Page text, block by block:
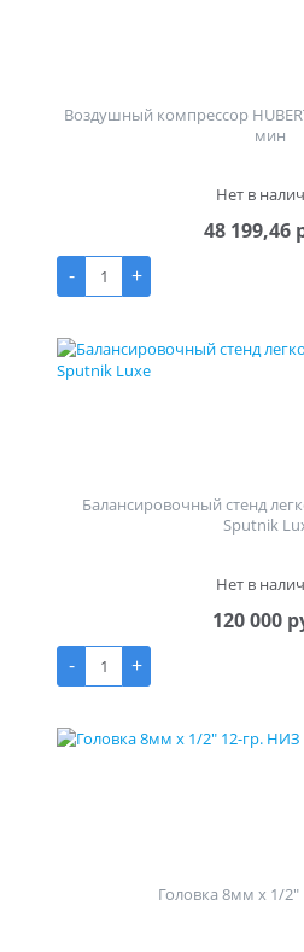
Воздушный компрессор
мин
Нет в
48 199,46
-
+
Балансировочный стенд
Sputnik
Нет в
120 000
-
+
Головка 8мм х 1/